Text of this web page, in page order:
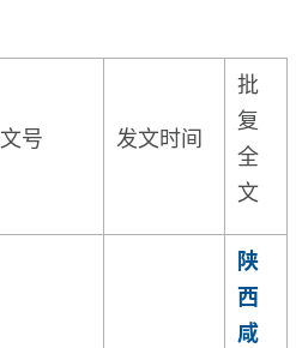
文号 发文时间
批
复
全
文
陕
西
咸